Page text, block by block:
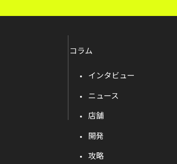
コラム
インタビュー
ニュース
店舗
開発
攻略